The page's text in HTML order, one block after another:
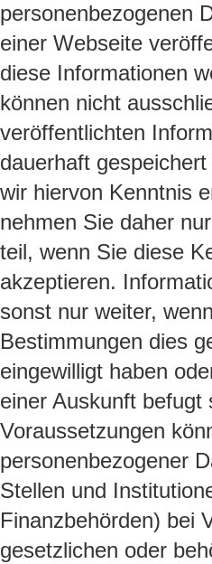
personenbezogenen
einer Webseite
diese Informationen
können nicht
veröffentlichten
dauerhaft
wir hiervon Kenntnis
nehmen Sie daher
teil, wenn Sie diese
akzeptieren.
sonst nur weiter,
Bestimmungen dies
eingewilligt haben
einer Auskunft befugt
Voraussetzungen
personenbezogener
Stellen und
Finanzbehörden) bei
gesetzlichen oder